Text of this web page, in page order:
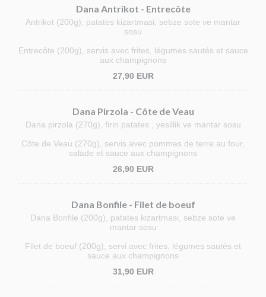
Dana Antrikot - Entrecôte
Antrikot (200g), patates kizartmasi, sebze sote ve mantar
sosu
Entrecôte (200g), servis avec frites, légumes sautés et sauce
aux champignons
27,90 EUR
Dana Pirzola - Côte de Veau
Dana pirzola (270g), firin patates , yesillik ve mantar sosu
Côte de Veau (270g), servis avec pommes de terre au four,
salade et sauce aux champignons
26,90 EUR
Dana Bonfile - Filet de boeuf
Dana Bonfile (200g), patates kizartmasi, sebze sote ve
mantar sosu
Filet de boeuf (200g), servi avec frites, légumes sautés et
sauce aux champignons
31,90 EUR